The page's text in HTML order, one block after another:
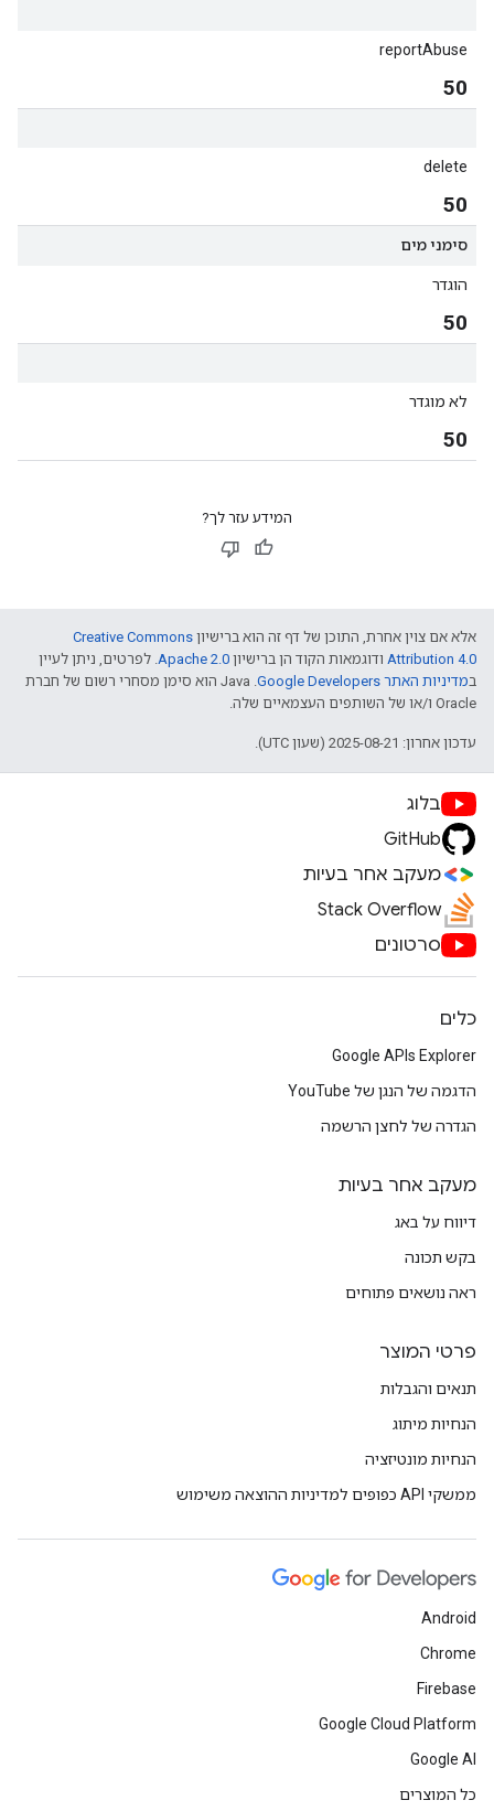
reportAbuse
50
delete
50
סימני מים
הוגדר
50
לא מוגדר
50
המידע עזר לך?
אלא אם צוין אחרת, התוכן של דף זה הוא ברישיון Creative Commons
Attribution 4.0 ודוגמאות הקוד הן ברישיון Apache 2.0. לפרטים, ניתן לעיין
במדיניות האתר Google Developers‏
.‏ Java הוא סימן מסחרי רשום של חברת
Oracle ו/או של השותפים העצמאיים שלה.
עדכון אחרון: 2025-08-21 (שעון UTC).
בלוג
GitHub
מעקב אחר בעיות
Stack Overflow
סרטונים
כלים
Google APIs Explorer
הדגמה של הנגן של YouTube
הגדרה של לחצן הרשמה
מעקב אחר בעיות
דיווח על באג
בקש תכונה
ראה נושאים פתוחים
פרטי המוצר
תנאים והגבלות
הנחיות מיתוג
הנחיות מונטיזציה
ממשקי API כפופים למדיניות ההוצאה משימוש
Android
Chrome
Firebase
Google Cloud Platform
Google AI
כל המוצרים